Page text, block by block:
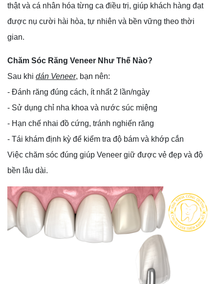
thật và cá nhân hóa từng ca điều trị, giúp khách hàng đạt
được nụ cười hài hòa, tự nhiên và bền vững theo thời
gian.
Chăm Sóc Răng Veneer Như Thế Nào?
Sau khi dán Veneer, bạn nên:
- Đánh răng đúng cách, ít nhất 2 lần/ngày
- Sử dụng chỉ nha khoa và nước súc miệng
- Hạn chế nhai đồ cứng, tránh nghiến răng
- Tái khám định kỳ để kiểm tra độ bám và khớp cắn
Việc chăm sóc đúng giúp Veneer giữ được vẻ đẹp và độ
bền lâu dài.